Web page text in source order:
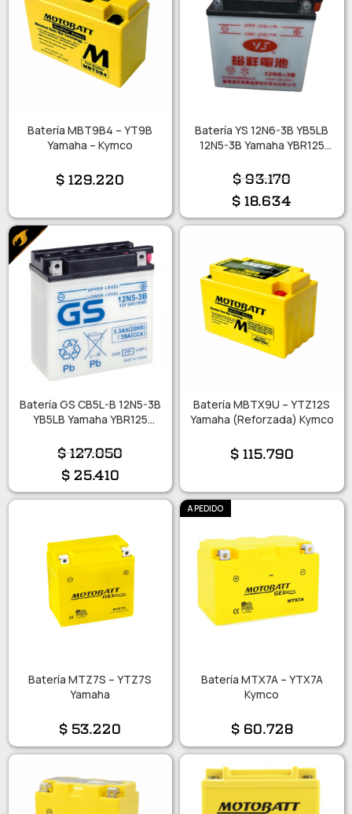
Batería MBT9B4 – YT9B
Yamaha – Kymco
$129.220
Batería YS 12N6-3B YB5LB
12N5-3B Yamaha YBR125
$93.170
$18.634
Batería GS CB5L-B 12N5-3B
YB5LB Yamaha YBR125
$127.050
$25.410
Batería MBTX9U – YTZ12S
Yamaha (Reforzada) Kymco
$115.790
Batería MTZ7S – YTZ7S
Yamaha
$53.220
A PEDIDO
Batería MTX7A – YTX7A
Kymco
$60.728